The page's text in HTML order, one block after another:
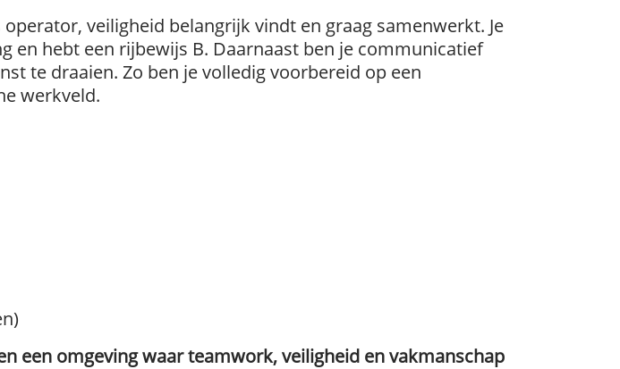
veiligheid belangrijk vindt en graag samenwerkt. Je
en hebt een rijbewijs B. Daarnaast ben je communicatief
te draaien. Zo ben je volledig voorbereid op een
werkveld.
een omgeving waar teamwork, veiligheid en vakmanschap